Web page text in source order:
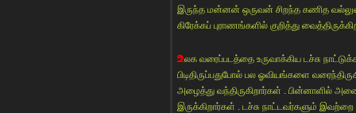
இருந்த மன்னன் ஒருவன் சிறந்த கணித
கிரேக்கப் புராணங்களில் குறித்து
உலக வரைப்படத்தை உருவாக்கிய டச்சு
பிடிதிருப்பதுபோல் பல ஓவியங்களை
அழைத்து வந்திருகிறார்கள் . பின்னாளில்
இருக்கிறார்கள் . டச்சு நாட்டவர்களும்